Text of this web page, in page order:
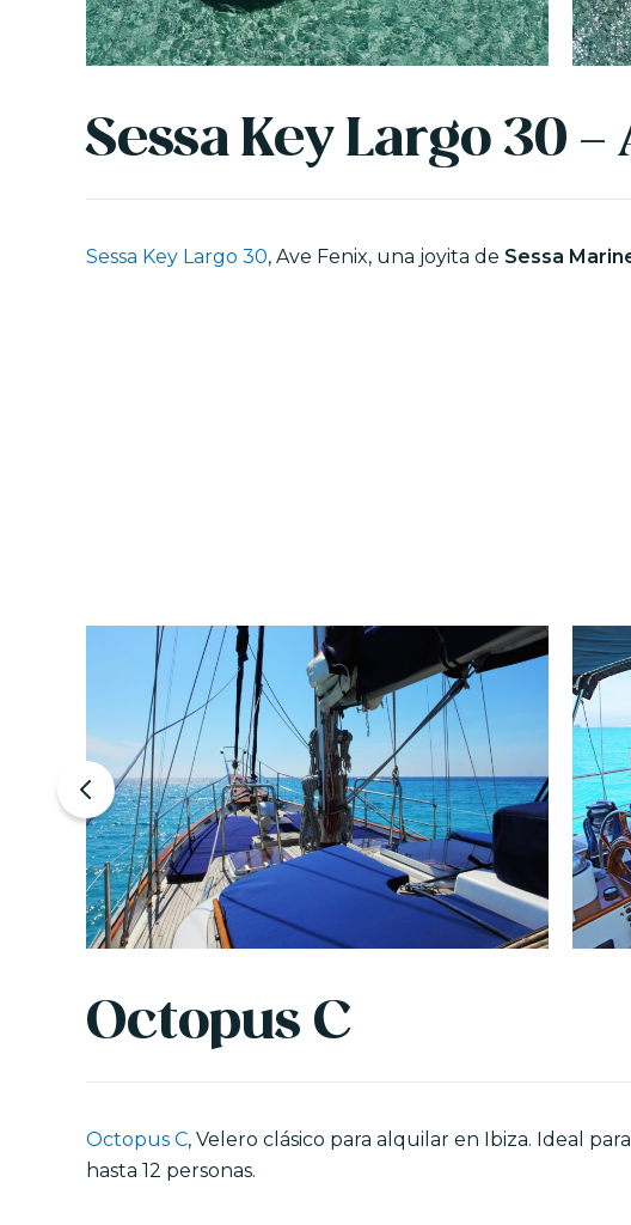
Sessa Key Largo 30 -
Sessa Key Largo 30, Ave Fenix, una joyita de Sessa
Octopus C
Octopus C, Velero clásico para alquilar en Ibiza. Ideal
hasta 12 personas.